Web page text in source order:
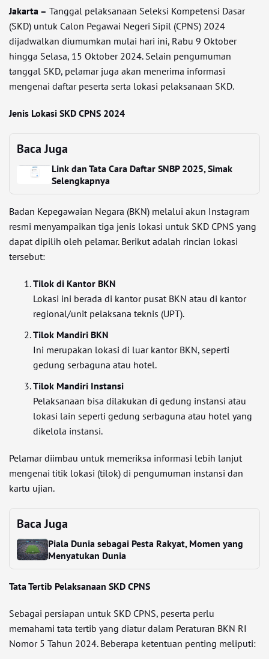
Jakarta – Tanggal pelaksanaan Seleksi Kompetensi Dasar
(SKD) untuk Calon Pegawai Negeri Sipil (CPNS) 2024
dijadwalkan diumumkan mulai hari ini, Rabu 9 Oktober
hingga Selasa, 15 Oktober 2024. Selain pengumuman
tanggal SKD, pelamar juga akan menerima informasi
mengenai daftar peserta serta lokasi pelaksanaan SKD.
Jenis Lokasi SKD CPNS 2024
Baca Juga
Link dan Tata Cara Daftar SNBP 2025, Simak
Selengkapnya
Badan Kepegawaian Negara (BKN) melalui akun Instagram
resmi menyampaikan tiga jenis lokasi untuk SKD CPNS yang
dapat dipilih oleh pelamar. Berikut adalah rincian lokasi
tersebut:
Tilok di Kantor BKN
Lokasi ini berada di kantor pusat BKN atau di kantor
regional/unit pelaksana teknis (UPT).
Tilok Mandiri BKN
Ini merupakan lokasi di luar kantor BKN, seperti
gedung serbaguna atau hotel.
Tilok Mandiri Instansi
Pelaksanaan bisa dilakukan di gedung instansi atau
lokasi lain seperti gedung serbaguna atau hotel yang
dikelola instansi.
Pelamar diimbau untuk memeriksa informasi lebih lanjut
mengenai titik lokasi (tilok) di pengumuman instansi dan
kartu ujian.
Baca Juga
Piala Dunia sebagai Pesta Rakyat, Momen yang
Menyatukan Dunia
Tata Tertib Pelaksanaan SKD CPNS
Sebagai persiapan untuk SKD CPNS, peserta perlu
memahami tata tertib yang diatur dalam Peraturan BKN RI
Nomor 5 Tahun 2024. Beberapa ketentuan penting meliputi: